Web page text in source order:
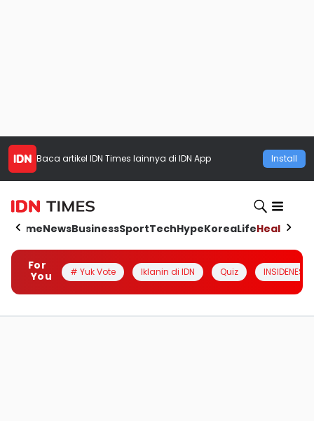
Baca artikel IDN Times lainnya di IDN App Install
HomeNewsBusinessSportTechHypeKoreaLifeHealth
For
You
# Yuk Vote Iklanin di IDN Quiz INSIDENESIA